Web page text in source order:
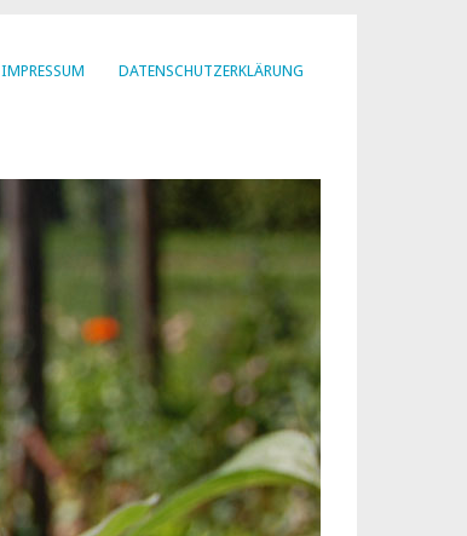
IMPRESSUM DATENSCHUTZERKLÄRUNG